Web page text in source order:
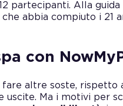
partecipanti. Alla
abbia compiuto i 21
con
altre soste, rispetto
Ma i motivi per